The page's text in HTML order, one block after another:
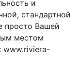
и
стандартной
просто Вашей
местом
www.riviera-